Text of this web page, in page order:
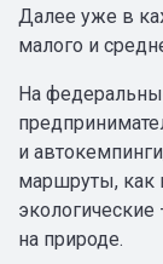
Далее уже в
малого и
На
и
маршруты, как
экологические
на природе.